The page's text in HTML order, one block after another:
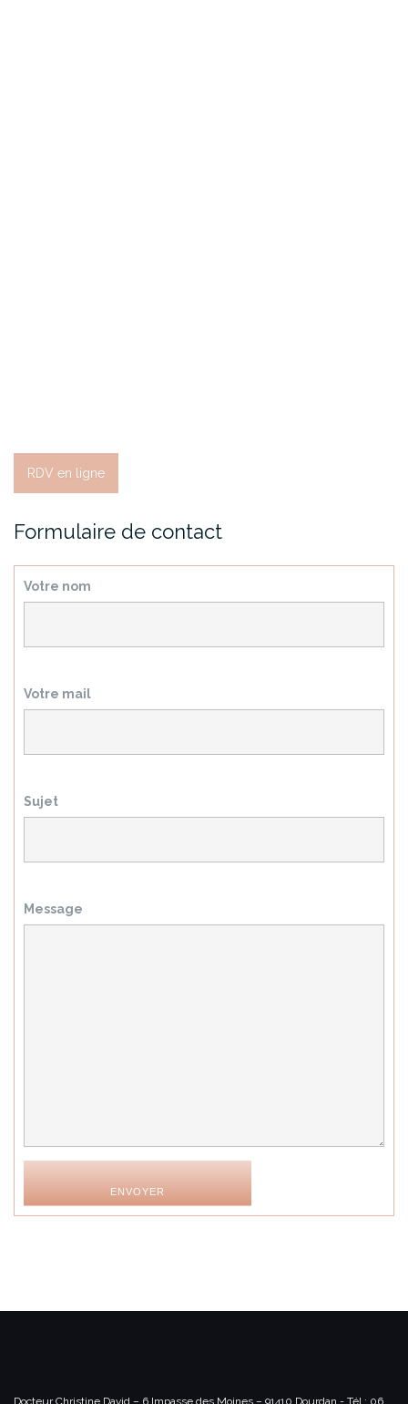
RDV en ligne
Formulaire de contact
Votre nom
Votre mail
Sujet
Message
ENVOYER
Docteur Christine David – 6 Impasse des Moines – 91410 Dourdan - Tél : 06